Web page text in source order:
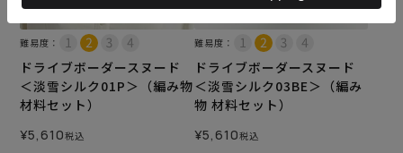
難易度：
ドライブボーダースヌード
＜淡雪シルク01P＞（編み物
材料セット）
¥5,610税込
難易度：
ドライブボーダースヌード
＜淡雪シルク03BE＞（編み
物 材料セット）
¥5,610税込